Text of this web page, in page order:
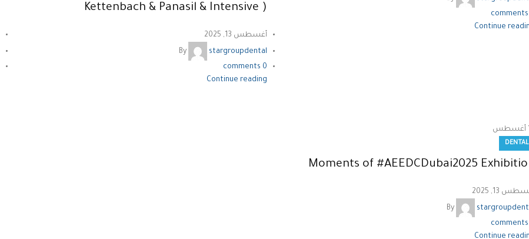
comments
Continue
Kettenbach & Panasil & Intensive )
أغسطس 13, 2025
By
stargroupdental
0
comments
Continue reading
أغسطس
DENTAL
Moments of #AEEDCDubai2025
13, 2025
By
comments
Continue